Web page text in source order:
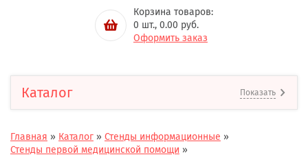
Корзина товаров:
0 шт., 0.00 руб.
Оформить заказ
Каталог Показать
Главная » Каталог » Стенды информационные »
Стенды первой медицинской помощи »